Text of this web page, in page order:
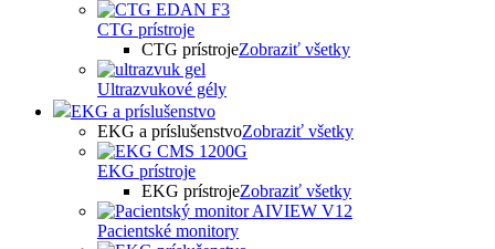
CTG prístroje
CTG prístrojeZobraziť všetky
Ultrazvukové gély
EKG a príslušenstvo
EKG a príslušenstvoZobraziť všetky
EKG prístroje
EKG prístrojeZobraziť všetky
Pacientské monitory